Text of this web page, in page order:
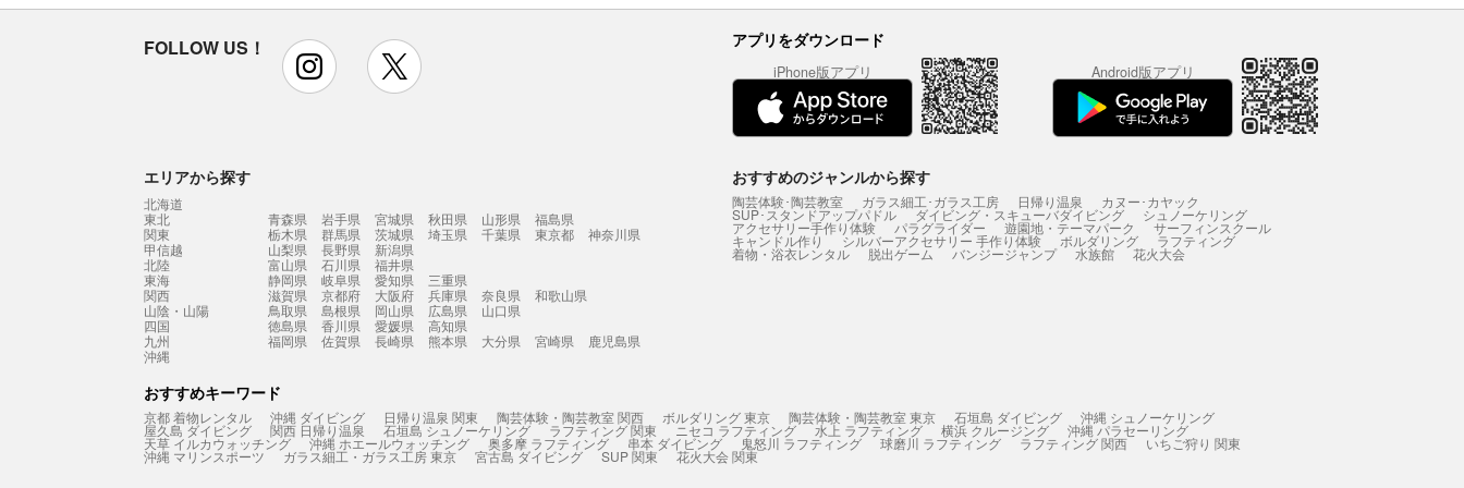
FOLLOW US！ instagram アプリをダウンロード
iPhone版アプリ Android版アプリ
エリアから探す
北海道
東北
青森県 岩手県 宮城県 秋田県 山形県
福島県
関東
栃木県 群馬県 茨城県 埼玉県 千葉県 東京都
神奈川県
甲信越
山梨県 長野県
新潟県
北陸
富山県 石川県
福井県
東海
静岡県 岐阜県 愛知県
三重県
関西
滋賀県 京都府 大阪府 兵庫県 奈良県
和歌山県
山陰・山陽
鳥取県 島根県 岡山県 広島県
山口県
四国
徳島県 香川県 愛媛県
高知県
九州
福岡県 佐賀県 長崎県 熊本県 大分県 宮崎県
鹿児島県
沖縄
おすすめのジャンルから探す
陶芸体験･陶芸教室 ガラス細工･ガラス工房 日帰り温泉 カヌー･カヤック
SUP･スタンドアップパドル ダイビング・スキューバダイビング シュノーケリング
アクセサリー手作り体験 パラグライダー 遊園地・テーマパーク サーフィンスクール
キャンドル作り シルバーアクセサリー 手作り体験 ボルダリング ラフティング
着物・浴衣レンタル 脱出ゲーム バンジージャンプ 水族館 花火大会
おすすめキーワード
京都 着物レンタル 沖縄 ダイビング 日帰り温泉 関東 陶芸体験・陶芸教室 関西 ボルダリング 東京 陶芸体験・陶芸教室 東京 石垣島 ダイビング 沖縄 シュノーケリング
屋久島 ダイビング 関西 日帰り温泉 石垣島 シュノーケリング ラフティング 関東 ニセコ ラフティング 水上 ラフティング 横浜 クルージング 沖縄 パラセーリング
天草 イルカウォッチング 沖縄 ホエールウォッチング 奥多摩 ラフティング 串本 ダイビング 鬼怒川 ラフティング 球磨川 ラフティング ラフティング 関西 いちご狩り 関東
沖縄 マリンスポーツ ガラス細工・ガラス工房 東京 宮古島 ダイビング SUP 関東 花火大会 関東